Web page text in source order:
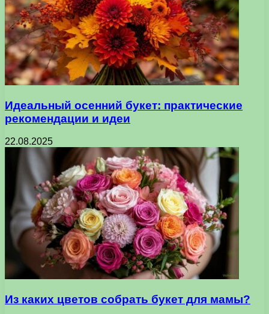
Идеальный осенний букет: практические
рекомендации и идеи
22.08.2025
Из каких цветов собрать букет для мамы?